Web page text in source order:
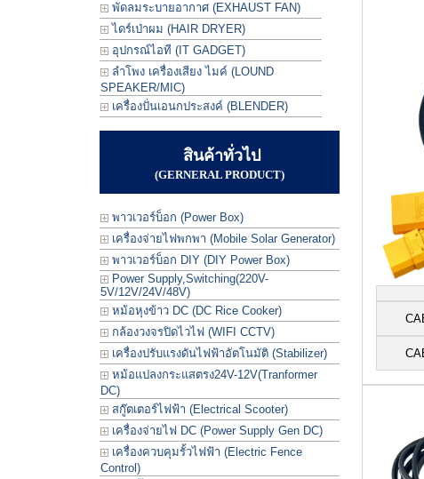
พัดลมระบายอากาศ (EXHAUST FAN)
ไดร์เป่าผม (HAIR DRYER)
อุปกรณ์ไอที (IT GADGET)
ลำโพง เครื่องเสียง ไมค์ (LOUND
SPEAKER/MIC)
เครื่องปั่นเอนกประสงค์ (BLENDER)
สินค้าทั่วไป
(GERNERAL PRODUCT)
พาวเวอร์บ็อก (Power Box)
เครื่องจ่ายไฟพกพา (Mobile Solar Generator)
พาวเวอร์บ็อก DIY (DIY Power Box)
Power Supply,Switching(220V-
5V/12V/24V/48V)
หม้อหุงข้าว DC (DC Rice Cooker)
กล้องวงจรปิดไวไฟ (WIFI CCTV)
เครื่องปรับแรงดันไฟฟ้าอัตโนมัติ (Stabilizer)
หม้อแปลงกระแสตรง24V-12V(Tranformer
DC)
สกู๊ตเตอร์ไฟฟ้า (Electrical Scooter)
เครื่องจ่ายไฟ DC (Power Supply Gen DC)
เครื่องควบคุมรั้วไฟฟ้า (Electric Fence
Control)